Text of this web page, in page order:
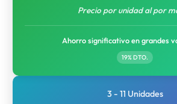
Precio por unidad al por
Ahorro significativo en grandes
19% DTO.
3 - 11 Unidades